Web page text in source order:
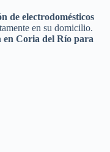
de electrodomésticos
en su domicilio.
en Coria del Río para